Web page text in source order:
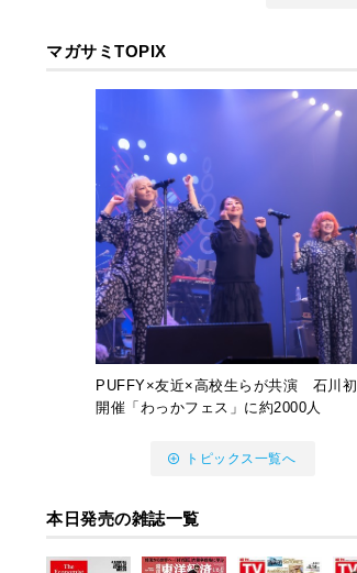
マガサミTOPIX
PUFFY×友近×高校生らが共演 石川初
開催「わっかフェス」に約2000人
トピックス一覧へ
本日発売の雑誌一覧